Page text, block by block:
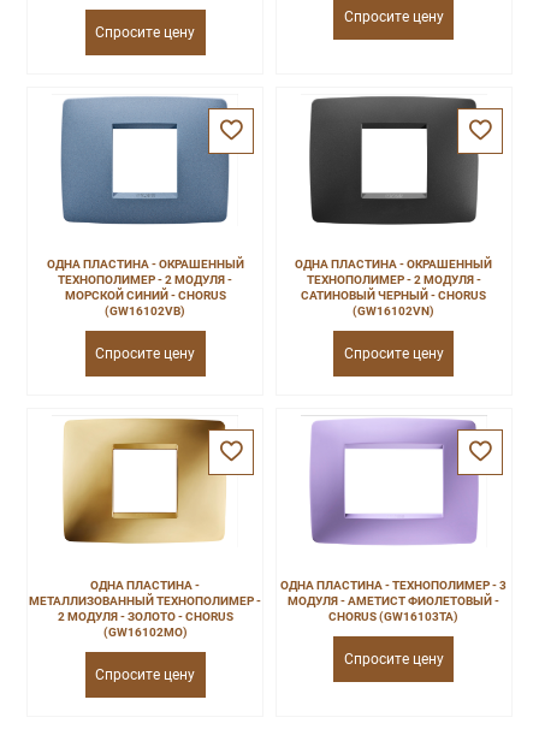
Спросите цену
Спросите цену
ОДНА ПЛАСТИНА - ОКРАШЕННЫЙ
ТЕХНОПОЛИМЕР - 2 МОДУЛЯ -
МОРСКОЙ СИНИЙ - CHORUS
(GW16102VB)
Спросите цену
ОДНА ПЛАСТИНА - ОКРАШЕННЫЙ
ТЕХНОПОЛИМЕР - 2 МОДУЛЯ -
САТИНОВЫЙ ЧЕРНЫЙ - CHORUS
(GW16102VN)
Спросите цену
ОДНА ПЛАСТИНА -
МЕТАЛЛИЗОВАННЫЙ ТЕХНОПОЛИМЕР -
2 МОДУЛЯ - ЗОЛОТО - CHORUS
(GW16102MO)
Спросите цену
ОДНА ПЛАСТИНА - ТЕХНОПОЛИМЕР - 3
МОДУЛЯ - АМЕТИСТ ФИОЛЕТОВЫЙ -
CHORUS (GW16103TA)
Спросите цену